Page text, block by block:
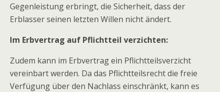
Gegenleistung erbringt, die Sicherheit, dass der
Erblasser seinen letzten Willen nicht ändert.
Im Erbvertrag auf Pflichtteil verzichten:
Zudem kann im Erbvertrag ein Pflichtteilsverzicht
vereinbart werden. Da das Pflichtteilsrecht die freie
Verfügung über den Nachlass einschränkt, kann es